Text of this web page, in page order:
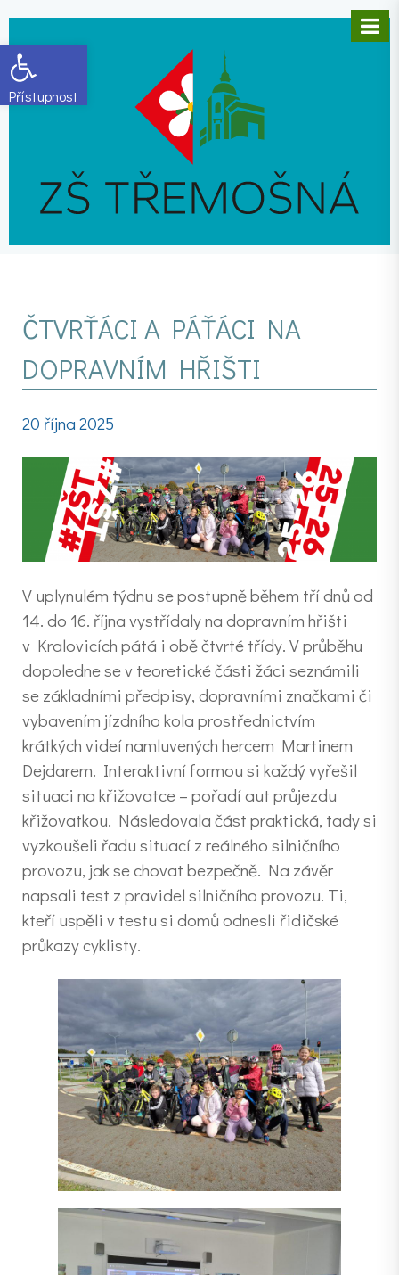
Open toolbar
ČTVRŤÁCI A PÁŤÁCI NA
DOPRAVNÍM HŘIŠTI
20 října 2025
V uplynulém týdnu se postupně během tří dnů od
14. do 16. října vystřídaly na dopravním hřišti
v Kralovicích pátá i obě čtvrté třídy. V průběhu
dopoledne se v teoretické části žáci seznámili
se základními předpisy, dopravními značkami či
vybavením jízdního kola prostřednictvím
krátkých videí namluvených hercem Martinem
Dejdarem. Interaktivní formou si každý vyřešil
situaci na křižovatce – pořadí aut průjezdu
křižovatkou. Následovala část praktická, tady si
vyzkoušeli řadu situací z reálného silničního
provozu, jak se chovat bezpečně. Na závěr
napsali test z pravidel silničního provozu. Ti,
kteří uspěli v testu si domů odnesli řidičské
průkazy cyklisty.